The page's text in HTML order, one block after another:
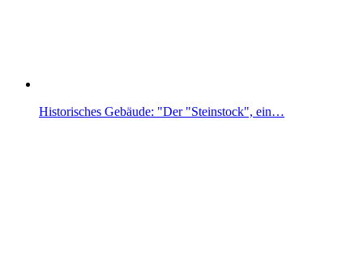
Historisches Gebäude: "Der "Steinstock", ein…